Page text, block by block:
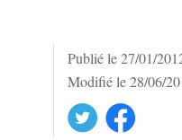
Publié le 27/01/
Modifié le 28/06/
Facebook